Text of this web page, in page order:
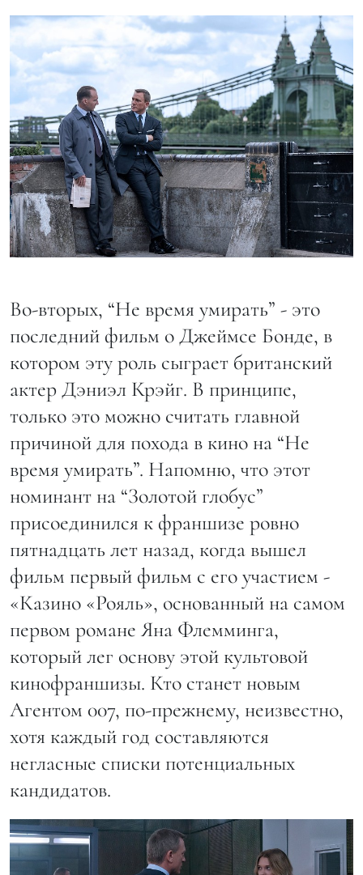
Во-вторых, “Не время умирать” - это
последний фильм о Джеймсе Бонде, в
котором эту роль сыграет британский
актер Дэниэл Крэйг. В принципе,
только это можно считать главной
причиной для похода в кино на “Не
время умирать”. Напомню, что этот
номинант на “Золотой глобус”
присоединился к франшизе ровно
пятнадцать лет назад, когда вышел
фильм первый фильм с его участием -
«Казино «Рояль», основанный на самом
первом романе Яна Флемминга,
который лег основу этой культовой
кинофраншизы. Кто станет новым
Агентом 007, по-прежнему, неизвестно,
хотя каждый год составляются
негласные списки потенциальных
кандидатов.